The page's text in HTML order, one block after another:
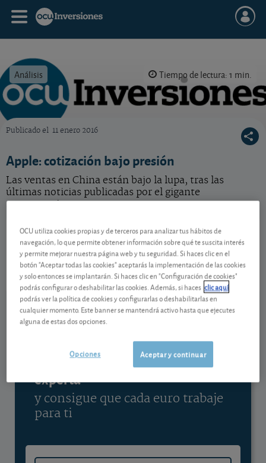
Análisis Tiempo de lectura: 1 min.
Publicado el 11 enero 2016
Apple: cotización bajo presión
Las ventas en China están bajo la lupa, tras las
últimas noticias publicadas por el gigante
norteamericano.
Apple
US0378331005
07/08/2026 Nasdaq
313,33 USD
0,92 USD (0,29 %)
Ver detalladamente
Contenido reservado a SOCIOS
Gestiona tu dinero con visión
experta
y consigue que cada euro trabaje
para ti
OCU utiliza cookies propias y de terceros para analizar tus hábitos de
navegación, lo que permite obtener información sobre qué te suscita interés
y permite mejorar nuestra página web y tu seguridad. Si haces clic en el
botón "Aceptar todas las cookies" aceptarás la implementación de las cookies
y solo entonces se implantarán. Si haces clic en "Configuración de cookies"
podrás configurar o deshabilitar las cookies. Además, si haces clic aquí
podrás ver la política de cookies y configurarlas o deshabilitarlas en
cualquier momento. Este banner se mantendrá activo hasta que ejecutes
alguna de estas dos opciones.
Aceptar y continuar
Opciones